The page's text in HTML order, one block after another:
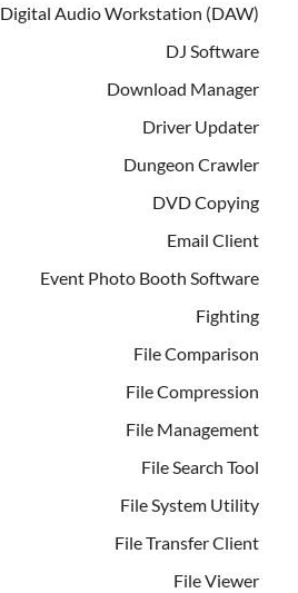
Digital Audio Workstation (DAW)
DJ Software
Download Manager
Driver Updater
Dungeon Crawler
DVD Copying
Email Client
Event Photo Booth Software
Fighting
File Comparison
File Compression
File Management
File Search Tool
File System Utility
File Transfer Client
File Viewer